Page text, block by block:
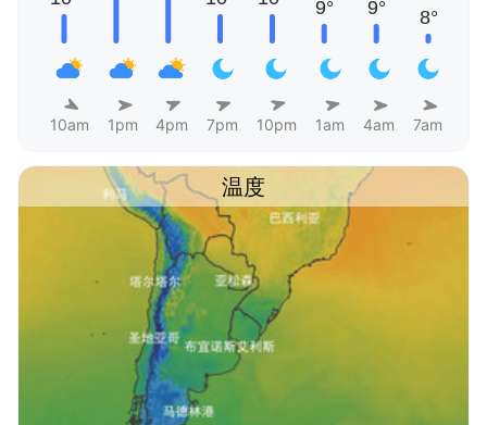
10am 1pm 4pm 7pm 10pm 1am 4am 7am
温度